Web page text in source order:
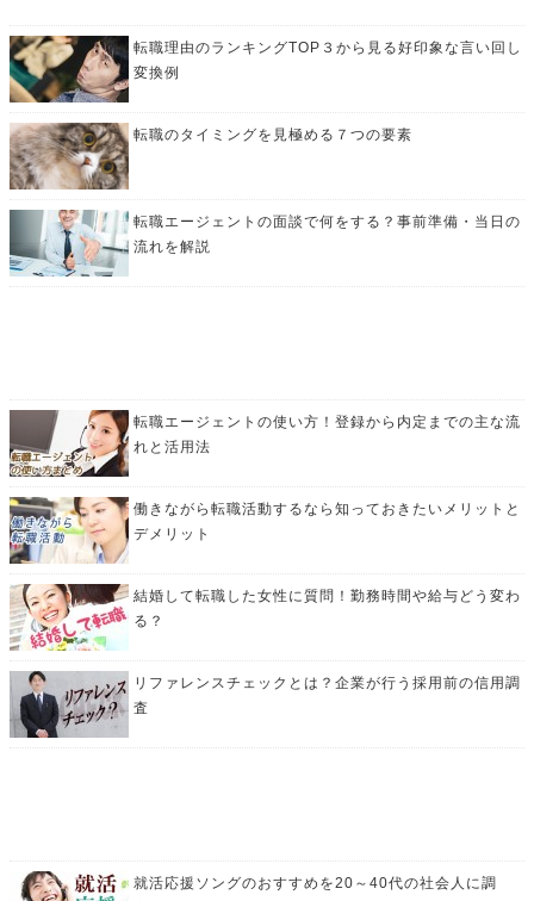
転職理由のランキングTOP３から見る好印象な言い回し
変換例
転職のタイミングを見極める７つの要素
転職エージェントの面談で何をする？事前準備・当日の
流れを解説
転職エージェントの使い方！登録から内定までの主な流
れと活用法
働きながら転職活動するなら知っておきたいメリットと
デメリット
結婚して転職した女性に質問！勤務時間や給与どう変わ
る？
リファレンスチェックとは？企業が行う採用前の信用調
査
就活応援ソングのおすすめを20～40代の社会人に調